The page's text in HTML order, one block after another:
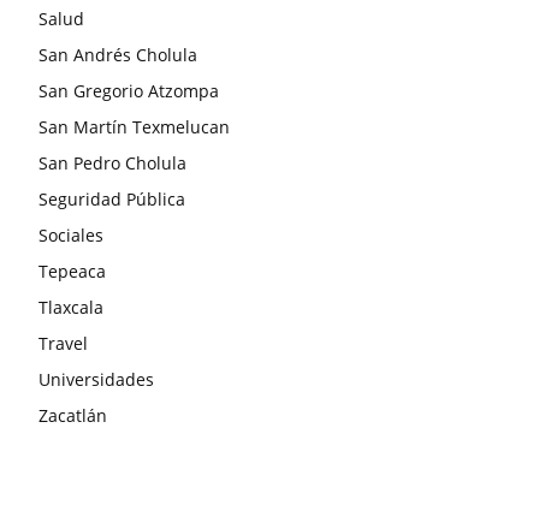
Salud
San Andrés Cholula
San Gregorio Atzompa
San Martín Texmelucan
San Pedro Cholula
Seguridad Pública
Sociales
Tepeaca
Tlaxcala
Travel
Universidades
Zacatlán